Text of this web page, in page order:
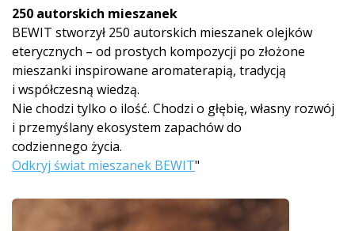
250 autorskich mieszanek
BEWIT stworzył 250 autorskich mieszanek olejków
eterycznych – od prostych kompozycji po złożone
mieszanki inspirowane aromaterapią, tradycją
i współczesną wiedzą.
Nie chodzi tylko o ilość. Chodzi o głębię, własny rozwój
i przemyślany ekosystem zapachów do
codziennego życia.
Odkryj świat mieszanek BEWIT"